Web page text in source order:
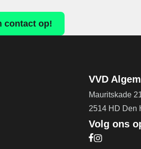
contact op!
VVD
Mauritskade
2514 HD Den
Volg ons
Bezoek onze
Bezoek